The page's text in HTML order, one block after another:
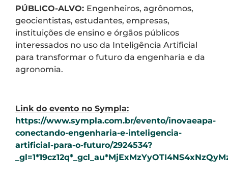
PÚBLICO-ALVO: Engenheiros, agrônomos,
geocientistas, estudantes, empresas,
instituições de ensino e órgãos públicos
interessados no uso da Inteligência Artificial
para transformar o futuro da engenharia e da
agronomia.
Link do evento no Sympla:
https://www.sympla.com.br/evento/inovaeapa-
conectando-engenharia-e-inteligencia-
artificial-para-o-futuro/2924534?